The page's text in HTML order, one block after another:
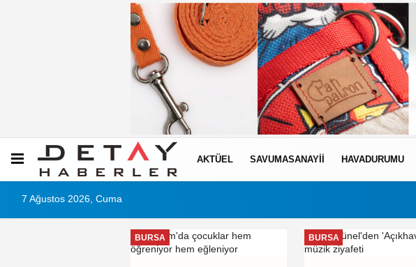
AKTÜEL SAVUMASANAYII HAVADURUMU
7 Ağustos 2026, Cuma
BURSA BURSA